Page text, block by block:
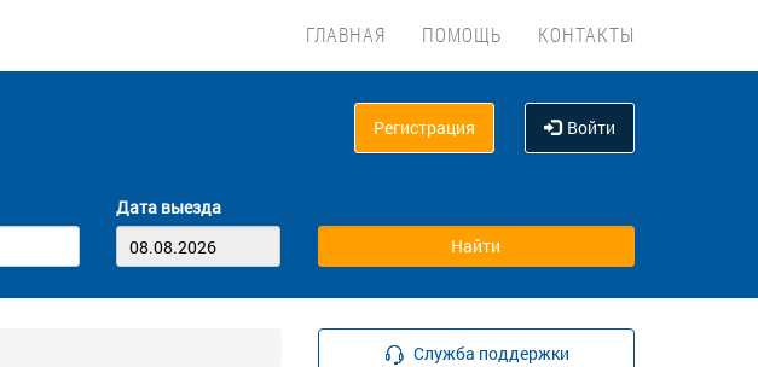
ГЛАВНАЯ ПОМОЩЬ КОНТАКТЫ
Регистрация Войти
Дата выезда
Служба поддержки